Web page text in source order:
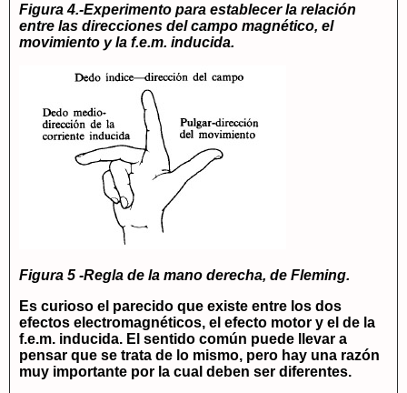
Figura 4.-Experimento para establecer la relación
entre las direcciones del campo magnético, el
movimiento y la f.e.m. inducida.
Figura 5 -Regla de la mano derecha, de Fleming.
Es curioso el parecido que existe entre los dos
efectos electromagnéticos, el efecto motor y el de la
f.e.m. inducida. El sentido común puede llevar a
pensar que se trata de lo mismo, pero hay una razón
muy importante por la cual deben ser diferentes.